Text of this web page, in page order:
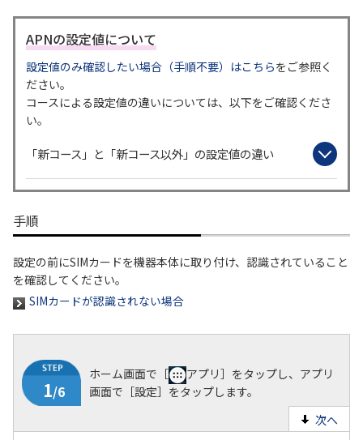
各種ダウンロード
お問い合わせ
お知らせ サポートサイトの使い方
OCN サービス一覧
APNの設定値について
設定値のみ確認したい場合（手順不要）はこちらをご参照く
ださい。
コースによる設定値の違いについては、以下をご確認くださ
い。
「新コース」と「新コース以外」の設定値の違い
手順
設定の前にSIMカードを機器本体に取り付け、認識されていること
を確認してください。
SIMカードが認識されない場合
ホーム画面で［
アプリ］をタップし、アプリ
画面で［設定］をタップします。
次へ